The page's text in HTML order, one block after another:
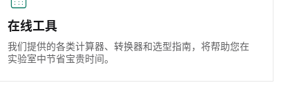
在线工具
我们提供的各类计算器、转换器和选型指南，将帮助您在
实验室中节省宝贵时间。